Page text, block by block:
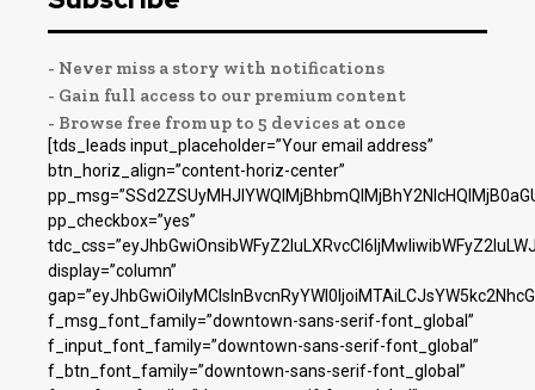
- Never miss a story with notifications
- Gain full access to our premium content
- Browse free from up to 5 devices at once
[tds_leads input_placeholder=”Your email address”
btn_horiz_align=”content-horiz-center”
pp_checkbox=”yes”
display=”column”
f_msg_font_family=”downtown-sans-serif-font_global”
f_input_font_family=”downtown-sans-serif-font_global”
f_btn_font_family=”downtown-sans-serif-font_global”